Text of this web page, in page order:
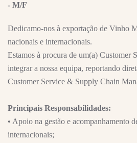
- M/F
Dedicamo-nos à exportação de Vinho
nacionais e internacionais.
Estamos à procura de um(a) Customer
integrar a nossa equipa, reportando
Customer Service & Supply Chain
Principais Responsabilidades:
• Apoio na gestão e acompanhamento
internacionais;